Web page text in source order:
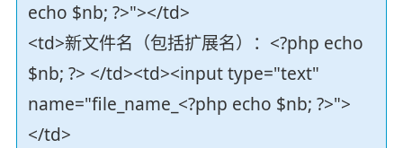
echo $nb; ?>"></td>
<td>新文件名（包括扩展名）：<?php echo
$nb; ?> </td><td><input type="text"
name="file_name_<?php echo $nb; ?>">
</td>